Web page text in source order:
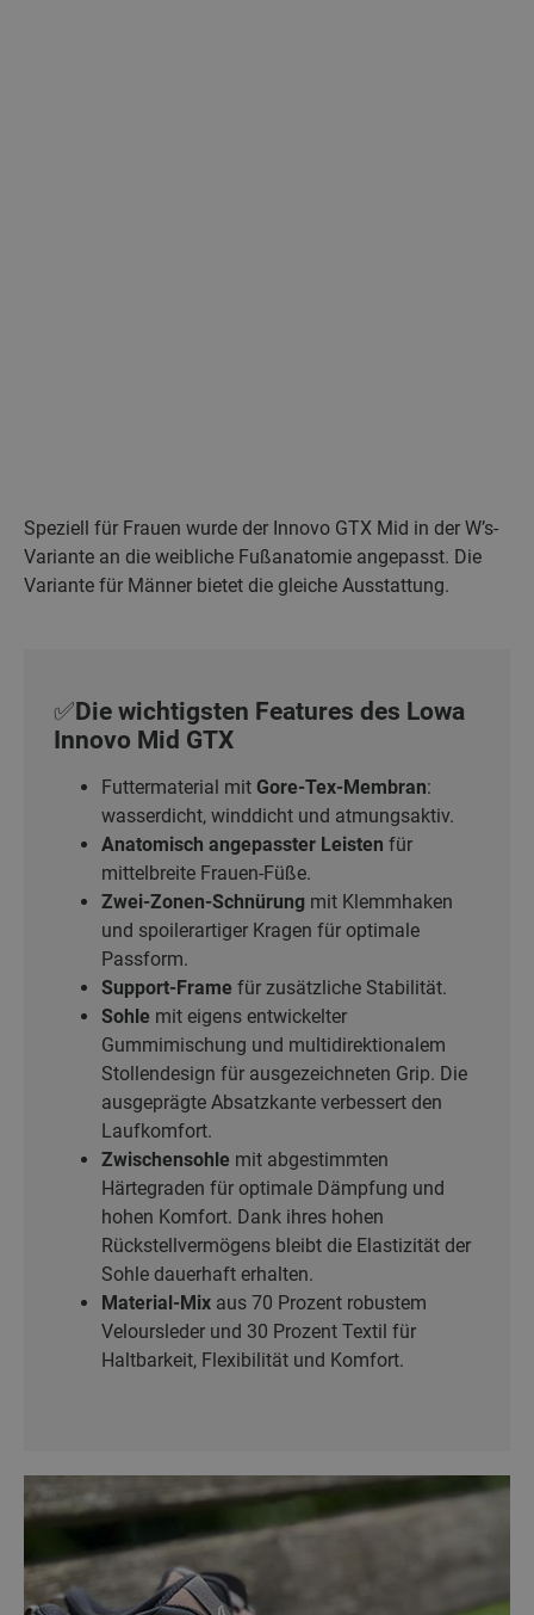
Speziell für Frauen wurde der Innovo GTX Mid in der W’s-
Variante an die weibliche Fußanatomie angepasst. Die
Variante für Männer bietet die gleiche Ausstattung.
✅Die wichtigsten Features des Lowa
Innovo Mid GTX
Futtermaterial mit Gore-Tex-Membran:
wasserdicht, winddicht und atmungsaktiv.
Anatomisch angepasster Leisten für
mittelbreite Frauen-Füße.
Zwei-Zonen-Schnürung mit Klemmhaken
und spoilerartiger Kragen für optimale
Passform.
Support-Frame für zusätzliche Stabilität.
Sohle mit eigens entwickelter
Gummimischung und multidirektionalem
Stollendesign für ausgezeichneten Grip. Die
ausgeprägte Absatzkante verbessert den
Laufkomfort.
Zwischensohle mit abge­stimmten
Härtegraden für optimale Dämpfung und
hohen Komfort. Dank ihres hohen
Rückstellvermögens bleibt die Elastizität der
Sohle dauerhaft erhalten.
Material-Mix aus 70 Prozent robustem
Veloursleder und 30 Prozent Textil für
Haltbarkeit, Flexibilität und Komfort.